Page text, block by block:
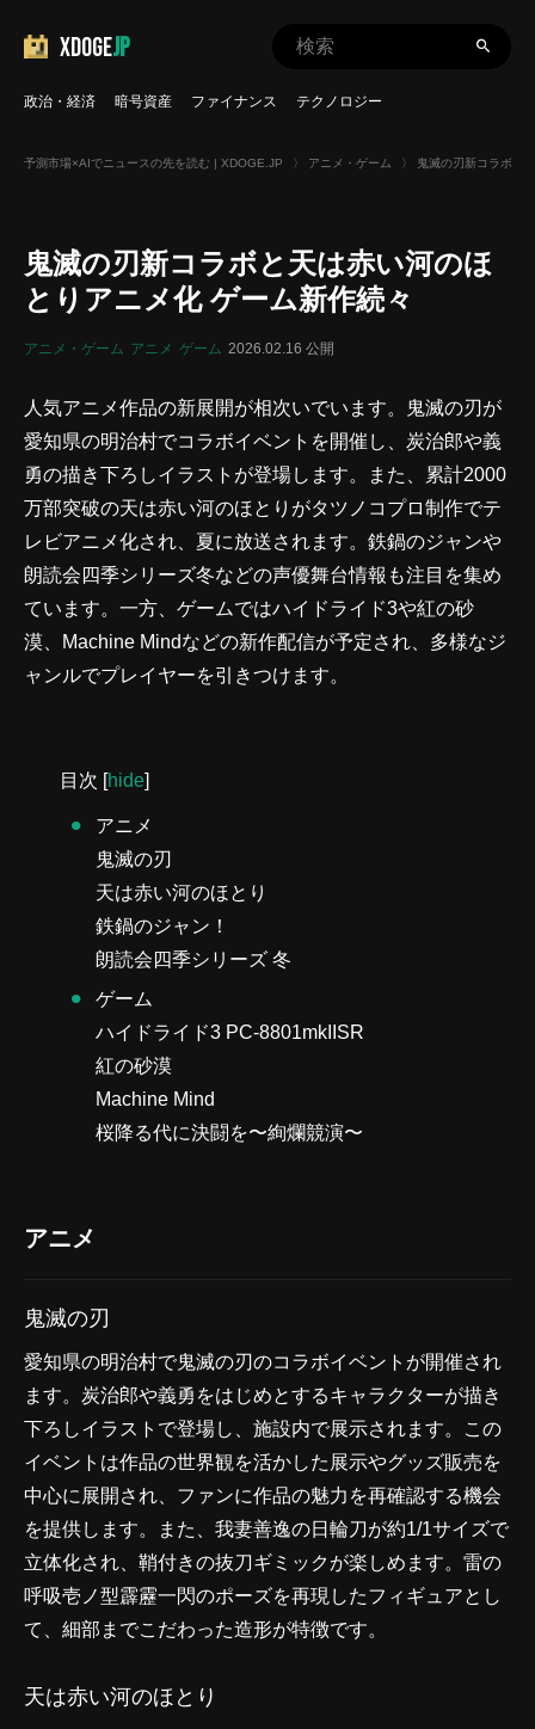
XDOGEJP
政治・経済 暗号資産 ファイナンス テクノロジー
予測市場×AIでニュースの先を読む | XDOGE.JP 〉 アニメ・ゲーム 〉 鬼滅の刃新コラボと
鬼滅の刃新コラボと天は赤い河のほ
とりアニメ化 ゲーム新作続々
アニメ・ゲーム アニメ ゲーム 2026.02.16 公開
人気アニメ作品の新展開が相次いでいます。鬼滅の刃が
愛知県の明治村でコラボイベントを開催し、炭治郎や義
勇の描き下ろしイラストが登場します。また、累計2000
万部突破の天は赤い河のほとりがタツノコプロ制作でテ
レビアニメ化され、夏に放送されます。鉄鍋のジャンや
朗読会四季シリーズ冬などの声優舞台情報も注目を集め
ています。一方、ゲームではハイドライド3や紅の砂
漠、Machine Mindなどの新作配信が予定され、多様なジ
ャンルでプレイヤーを引きつけます。
目次 [hide]
アニメ
鬼滅の刃
天は赤い河のほとり
鉄鍋のジャン！
朗読会四季シリーズ 冬
ゲーム
ハイドライド3 PC-8801mkIISR
紅の砂漠
Machine Mind
桜降る代に決闘を〜絢爛競演〜
アニメ
鬼滅の刃
愛知県の明治村で鬼滅の刃のコラボイベントが開催され
ます。炭治郎や義勇をはじめとするキャラクターが描き
下ろしイラストで登場し、施設内で展示されます。この
イベントは作品の世界観を活かした展示やグッズ販売を
中心に展開され、ファンに作品の魅力を再確認する機会
を提供します。また、我妻善逸の日輪刀が約1/1サイズで
立体化され、鞘付きの抜刀ギミックが楽しめます。雷の
呼吸壱ノ型霹靂一閃のポーズを再現したフィギュアとし
て、細部までこだわった造形が特徴です。
天は赤い河のほとり